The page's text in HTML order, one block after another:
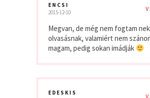
ENCSI
2015-12-10
Megvan, de még nem fogtam
olvasásnak, valamiért nem
magam, pedig sokan imádják
EDESKIS